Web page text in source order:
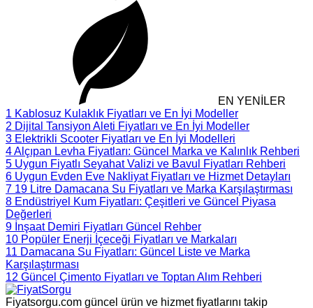
EN YENİLER
1 Kablosuz Kulaklık Fiyatları ve En İyi Modeller
2 Dijital Tansiyon Aleti Fiyatları ve En İyi Modeller
3 Elektrikli Scooter Fiyatları ve En İyi Modelleri
4Alçıpan Levha Fiyatları: Güncel Marka ve Kalınlık Rehberi
5 Uygun Fiyatlı Seyahat Valizi ve Bavul Fiyatları Rehberi
6 Uygun Evden Eve Nakliyat Fiyatları ve Hizmet Detayları
7 19 Litre Damacana Su Fiyatları ve Marka Karşılaştırması
8 Endüstriyel Kum Fiyatları: Çeşitleri ve Güncel Piyasa
Değerleri
9 İnşaat Demiri Fiyatları Güncel Rehber
10 Popüler Enerji İçeceği Fiyatları ve Markaları
11 Damacana Su Fiyatları: Güncel Liste ve Marka
Karşılaştırması
12 Güncel Çimento Fiyatları ve Toptan Alım Rehberi
Fiyatsorgu.com güncel ürün ve hizmet fiyatlarını takip